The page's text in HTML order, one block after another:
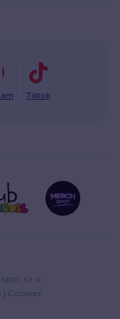
Tiktok
s r.o.
| Cookies